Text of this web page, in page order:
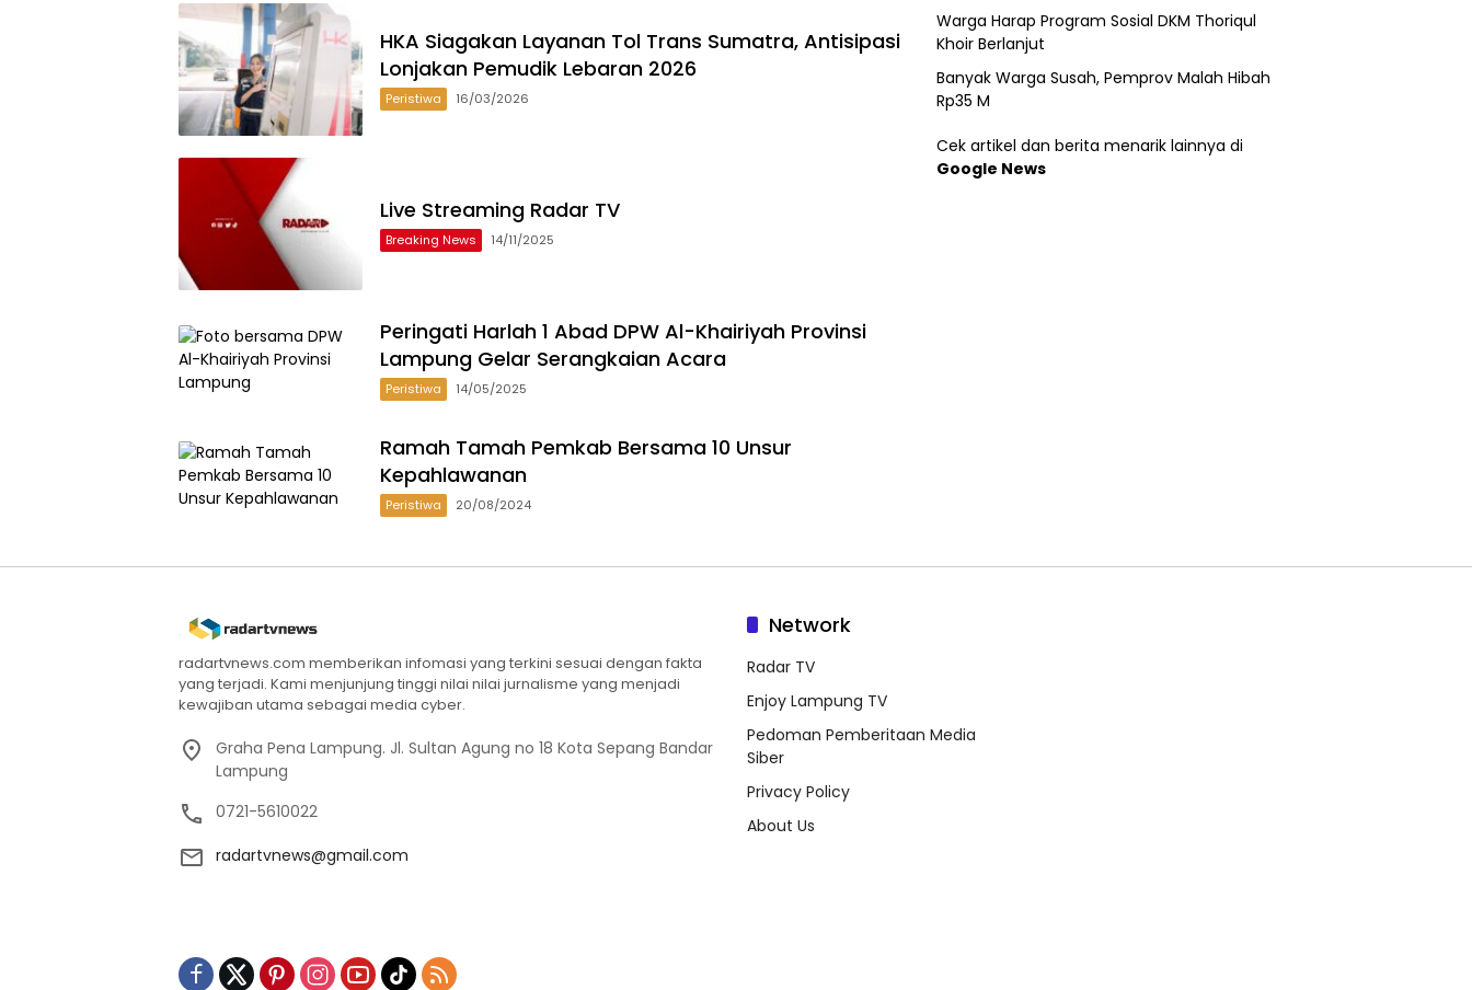
HKA Siagakan Layanan Tol Trans Sumatra, Antisipasi
Lonjakan Pemudik Lebaran 2026
Peristiwa 16/03/2026
Live Streaming Radar TV
Breaking News 14/11/2025
Peringati Harlah 1 Abad DPW Al-Khairiyah Provinsi
Lampung Gelar Serangkaian Acara
Peristiwa 14/05/2025
Ramah Tamah Pemkab Bersama 10 Unsur
Kepahlawanan
Peristiwa 20/08/2024
Warga Harap Program Sosial DKM Thoriqul
Khoir Berlanjut
Banyak Warga Susah, Pemprov Malah Hibah
Rp35 M
Cek artikel dan berita menarik lainnya di
Google News
radartvnews.com memberikan infomasi yang terkini sesuai dengan fakta
yang terjadi. Kami menjunjung tinggi nilai nilai jurnalisme yang menjadi
kewajiban utama sebagai media cyber.
Graha Pena Lampung. Jl. Sultan Agung no 18 Kota Sepang Bandar
Lampung
0721-5610022
radartvnews@gmail.com
Network
Radar TV
Enjoy Lampung TV
Pedoman Pemberitaan Media
Siber
Privacy Policy
About Us